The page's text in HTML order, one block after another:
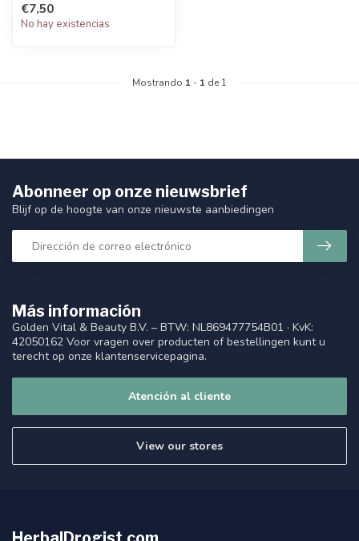
inmun...
€7,50
No hay existencias
Mostrando 1 - 1 de 1
Más información
Golden Vital & Beauty B.V. – BTW: NL869477754B01 · KvK:
42050162 Voor vragen over producten of bestellingen kunt u
terecht op onze klantenservicepagina.
Atención al cliente
View our stores
Abonneer op onze nieuwsbrief
Blijf op de hoogte van onze nieuwste aanbiedingen